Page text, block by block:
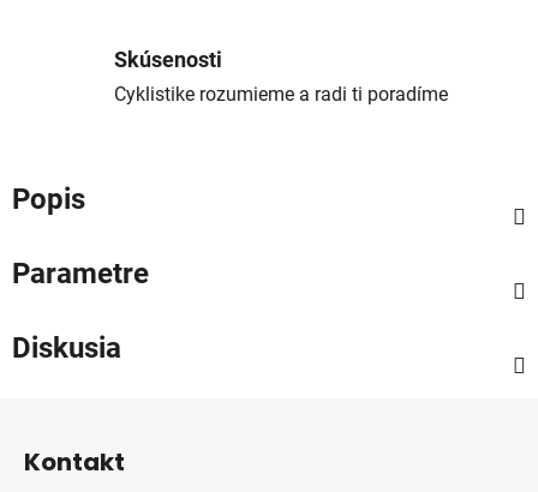
Skúsenosti
Cyklistike rozumieme a radi ti poradíme
Popis
Parametre
Diskusia
Kontakt